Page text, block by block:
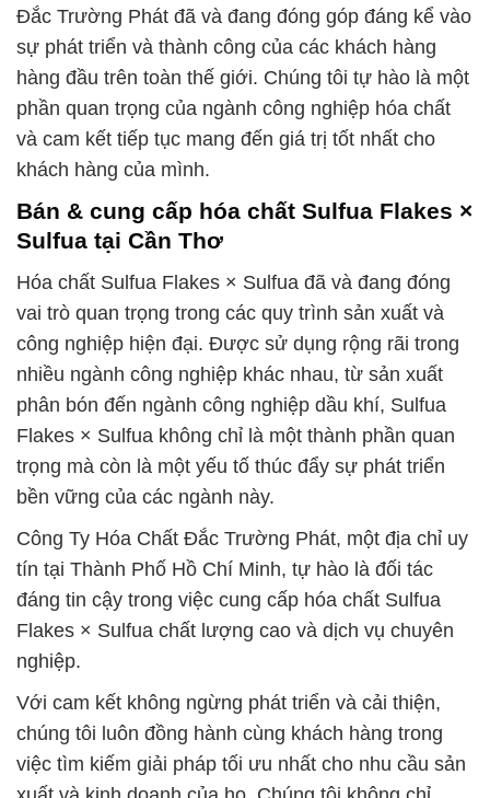
Đắc Trường Phát đã và đang đóng góp đáng kể vào
sự phát triển và thành công của các khách hàng
hàng đầu trên toàn thế giới. Chúng tôi tự hào là một
phần quan trọng của ngành công nghiệp hóa chất
và cam kết tiếp tục mang đến giá trị tốt nhất cho
khách hàng của mình.
Bán & cung cấp hóa chất Sulfua Flakes ×
Sulfua tại Cần Thơ
Hóa chất Sulfua Flakes × Sulfua đã và đang đóng
vai trò quan trọng trong các quy trình sản xuất và
công nghiệp hiện đại. Được sử dụng rộng rãi trong
nhiều ngành công nghiệp khác nhau, từ sản xuất
phân bón đến ngành công nghiệp dầu khí, Sulfua
Flakes × Sulfua không chỉ là một thành phần quan
trọng mà còn là một yếu tố thúc đẩy sự phát triển
bền vững của các ngành này.
Công Ty Hóa Chất Đắc Trường Phát, một địa chỉ uy
tín tại Thành Phố Hồ Chí Minh, tự hào là đối tác
đáng tin cậy trong việc cung cấp hóa chất Sulfua
Flakes × Sulfua chất lượng cao và dịch vụ chuyên
nghiệp.
Với cam kết không ngừng phát triển và cải thiện,
chúng tôi luôn đồng hành cùng khách hàng trong
việc tìm kiếm giải pháp tối ưu nhất cho nhu cầu sản